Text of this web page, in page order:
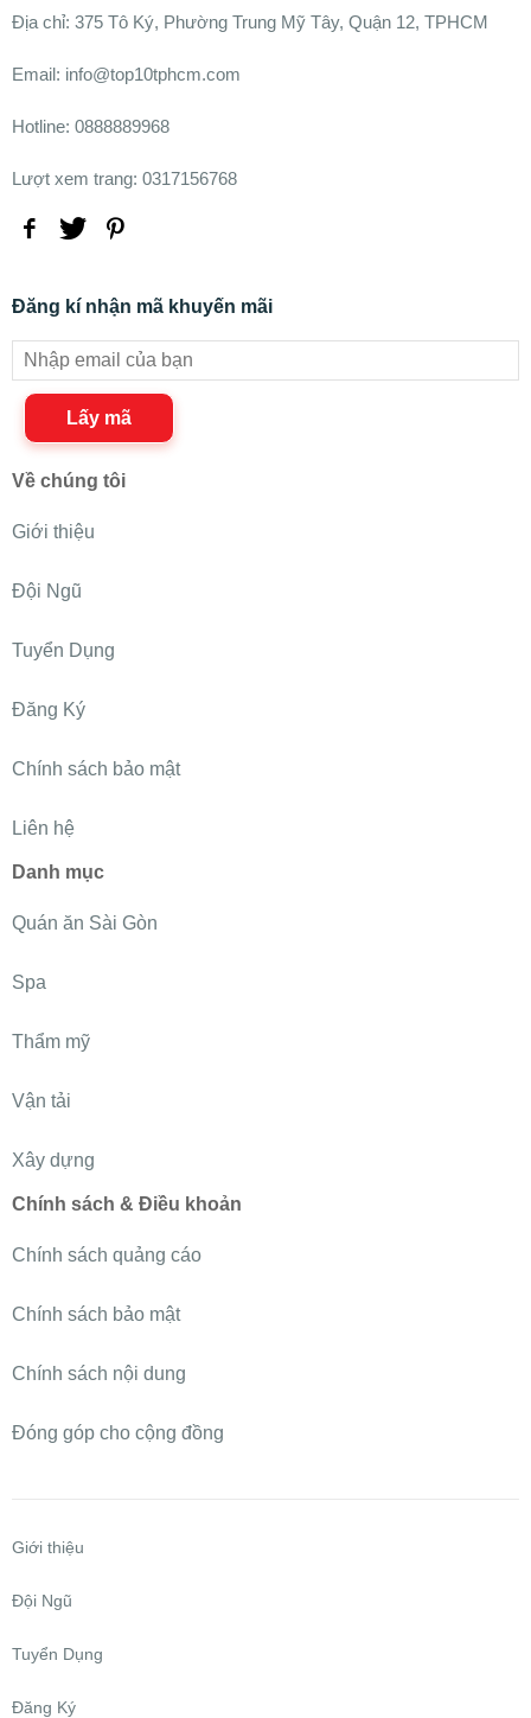
Ðịa chỉ: 375 Tô Ký, Phường Trung Mỹ Tây, Quận 12, TPHCM
Email: info@top10tphcm.com
Hotline: 0888889968
Lượt xem trang: 0317156768
Đăng kí nhận mã khuyến mãi
Lấy mã
Về chúng tôi
Giới thiệu
Đội Ngũ
Tuyển Dụng
Đăng Ký
Chính sách bảo mật
Liên hệ
Danh mục
Quán ăn Sài Gòn
Spa
Thẩm mỹ
Vận tải
Xây dựng
Chính sách & Điều khoản
Chính sách quảng cáo
Chính sách bảo mật
Chính sách nội dung
Đóng góp cho cộng đồng
Giới thiệu
Đội Ngũ
Tuyển Dụng
Đăng Ký